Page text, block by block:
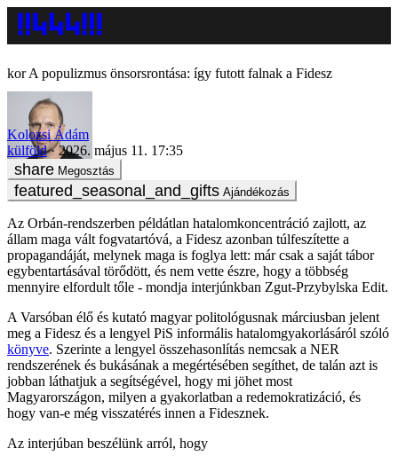
A populizmus önsorsrontása: így futott falnak a Fidesz
Kolozsi Ádám
külföld
2026. május 11. 17:35
Megosztás
Ajándékozás
Az Orbán-rendszerben példátlan hatalomkoncentráció zajlott, az
állam maga vált fogvatartóvá, a Fidesz azonban túlfeszítette a
propagandáját, melynek maga is foglya lett: már csak a saját tábor
egybentartásával törődött, és nem vette észre, hogy a többség
mennyire elfordult tőle - mondja interjúnkban Zgut-Przybylska Edit.
A Varsóban élő és kutató magyar politológusnak márciusban jelent
meg a Fidesz és a lengyel PiS informális hatalomgyakorlásáról szóló
könyve. Szerinte a lengyel összehasonlítás nemcsak a NER
rendszerének és bukásának a megértésében segíthet, de talán azt is
jobban láthatjuk a segítségével, hogy mi jöhet most
Magyarországon, milyen a gyakorlatban a redemokratizáció, és
hogy van-e még visszatérés innen a Fidesznek.
Az interjúban beszélünk arról, hogy